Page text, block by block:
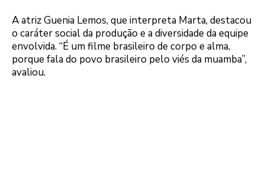
A atriz Guenia Lemos, que interpreta Marta, destacou
o caráter social da produção e a diversidade da equipe
envolvida. “É um filme brasileiro de corpo e alma,
porque fala do povo brasileiro pelo viés da muamba”,
avaliou.